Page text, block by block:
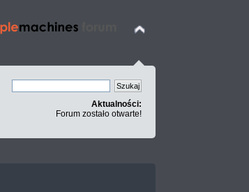
Aktualności:
Forum zostało otwarte!